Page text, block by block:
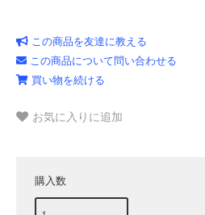
この商品を友達に教える
この商品について問い合わせる
買い物を続ける
お気に入りに追加
購入数